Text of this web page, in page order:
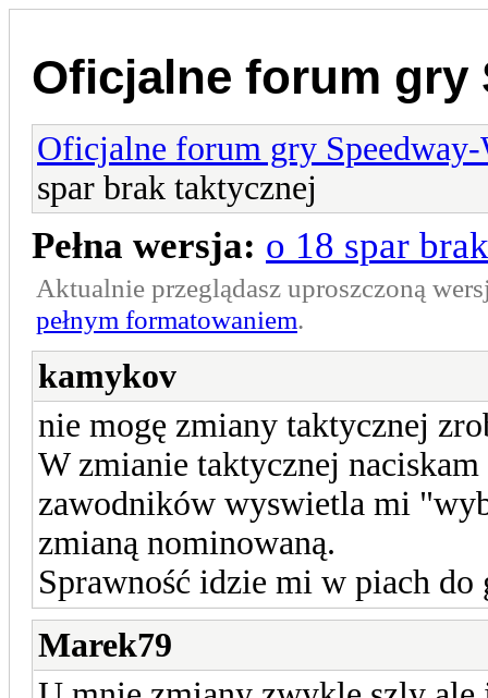
Oficjalne forum gry
Oficjalne forum gry
spar brak taktycznej
Pełna wersja: o 18 spar
Aktualnie przeglądasz uproszczoną
pełnym formatowaniem.
kamykov
nie mogę zmiany taktycznej
W zmianie taktycznej
zawodników wyswietla mi
zmianą nominowaną.
Sprawność idzie mi w piach do
Marek79